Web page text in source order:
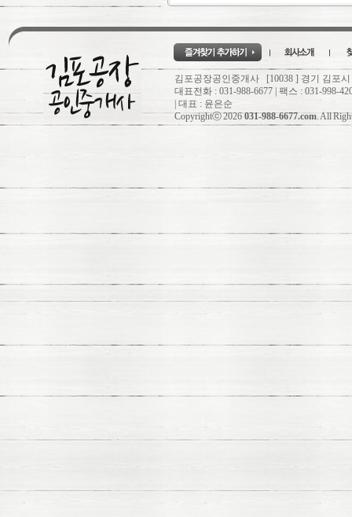
김포공장공인중개사 [10038 ] 경기 김포
대표전화 : 031-988-6677 | 팩스 : 031-998-
| 대표 : 윤은순
Copyrightⓒ 2026 031-988-6677.com. All